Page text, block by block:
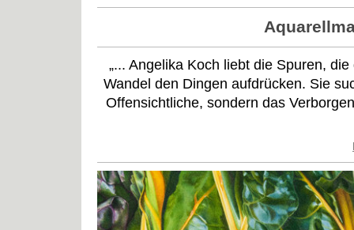
„... Angelika Koch liebt die Spuren,
Wandel den Dingen aufdrücken. Sie
Offensichtliche, sondern das